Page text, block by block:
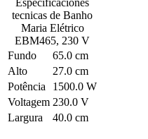
tecnicas de Banho
Maria Elétrico
EBM465, 230 V
Fundo
65.0 cm
Alto
27.0 cm
Potência
1500.0 W
Voltagem 230.0 V
Largura
40.0 cm